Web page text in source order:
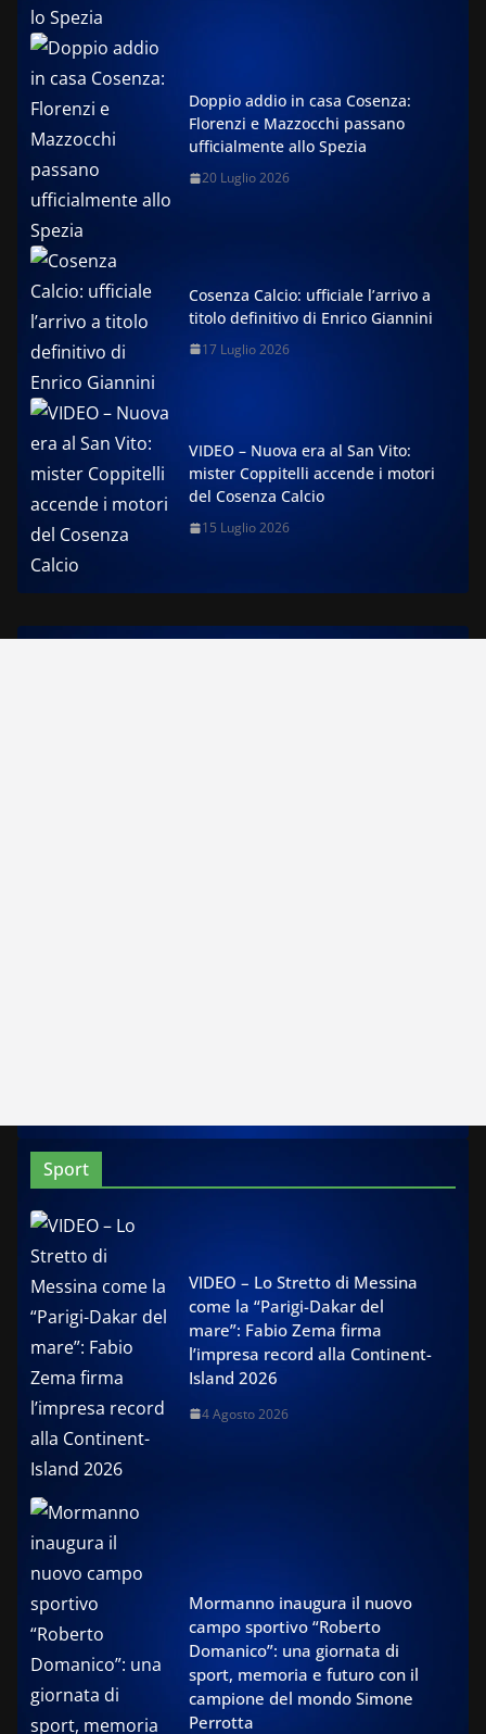
Doppio addio in casa Cosenza:
Florenzi e Mazzocchi passano
ufficialmente allo Spezia
20 Luglio 2026
Cosenza Calcio: ufficiale l’arrivo a
titolo definitivo di Enrico Giannini
17 Luglio 2026
VIDEO – Nuova era al San Vito:
mister Coppitelli accende i motori
del Cosenza Calcio
15 Luglio 2026
Sport
VIDEO – Lo Stretto di Messina
come la “Parigi-Dakar del
mare”: Fabio Zema firma
l’impresa record alla Continent-
Island 2026
4 Agosto 2026
Mormanno inaugura il nuovo
campo sportivo “Roberto
Domanico”: una giornata di
sport, memoria e futuro con il
campione del mondo Simone
Perrotta